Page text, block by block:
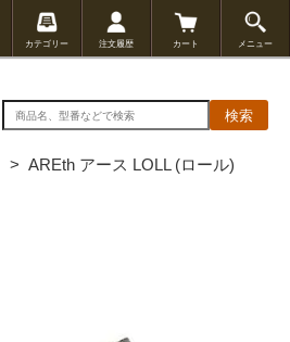
カテゴリー 注文履歴 カート メニュー
検索
> AREth アース LOLL (ロール)